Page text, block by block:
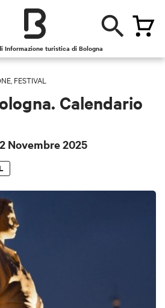
Informazione turistica di Bologna
FESTIVAL
Calendario
Novembre 2025